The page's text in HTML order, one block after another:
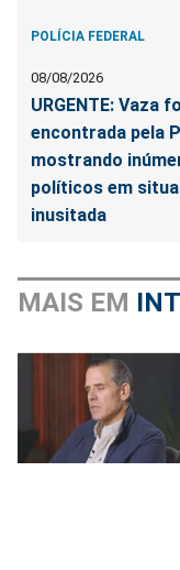
POLÍCIA FEDERAL
08/08/2026
URGENTE: Vaza
encontrada pela
mostrando
políticos em
inusitada
MAIS EM